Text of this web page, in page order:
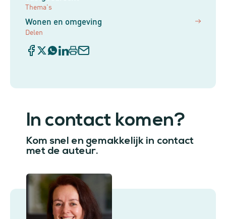
Thema's
Wonen en omgeving
Delen
In contact komen?
Kom snel en gemakkelijk in contact
met de auteur.